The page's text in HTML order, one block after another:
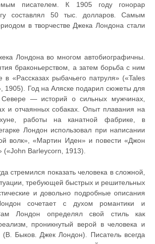
писателем. К 1905 году гонорар
составлял 50 тыс. долларов. Самым
в творчестве Джека Лондона стали
Лондона во многом автобиографичны.
браконьерством, а затем борьба с ним
в «Рассказах рыбачьего патруля» («Tales
1905). Год на Аляске подарил сюжеты для
Севере — историй о сильных мужчинах,
и отчаянных собаках. Опыт плавания на
работы на канатной фабрике, в
Лондон использовал при написании
волк», «Мартин Иден» и повести «Джон
(«John Barleycorn, 1913).
стремился показать человека в сложной,
требующей быстрых и решительных
и довольно подробные описания
сочетает с духом романтики и
Лондон определял свой стиль как
проникнутый верой в человека и
(В. Быков. Джек Лондон). Писатель всегда